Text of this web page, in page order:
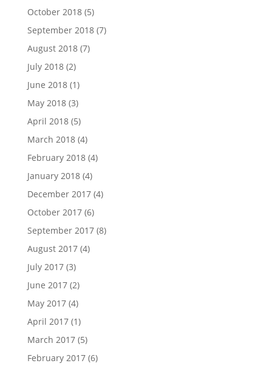
October 2018(5)
September 2018(7)
August 2018(7)
July 2018(2)
June 2018(1)
May 2018(3)
April 2018(5)
March 2018(4)
February 2018(4)
January 2018(4)
December 2017(4)
October 2017(6)
September 2017(8)
August 2017(4)
July 2017(3)
June 2017(2)
May 2017(4)
April 2017(1)
March 2017(5)
February 2017(6)